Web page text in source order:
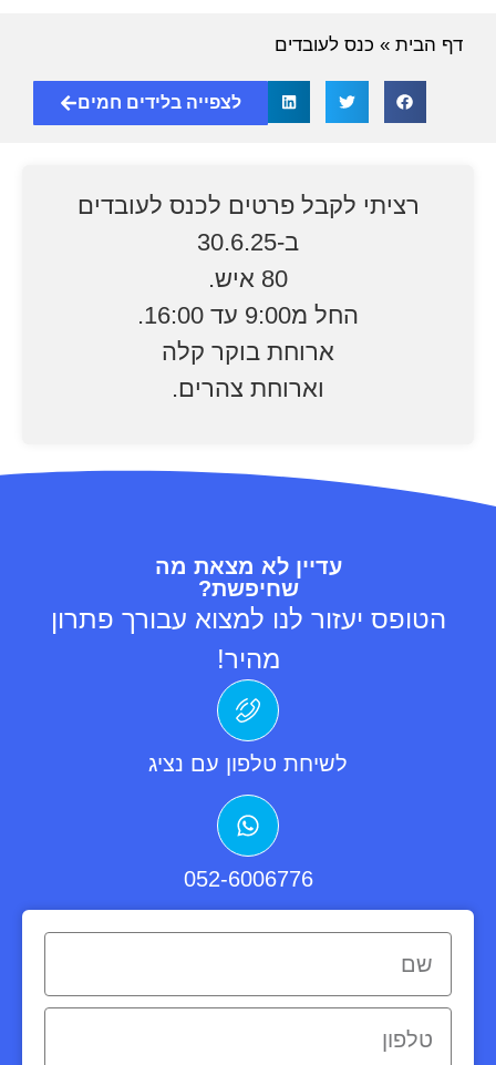
דף הבית » כנס לעובדים
לצפייה בלידים חמים
רציתי לקבל פרטים לכנס לעובדים
ב-30.6.25
80 איש.
החל מ9:00 עד 16:00.
ארוחת בוקר קלה
וארוחת צהרים.
עדיין לא מצאת מה
שחיפשת?
הטופס יעזור לנו למצוא עבורך פתרון
מהיר!
לשיחת טלפון עם נציג
052-6006776